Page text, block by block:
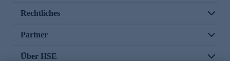
Rechtliches
Partner
Über HSE